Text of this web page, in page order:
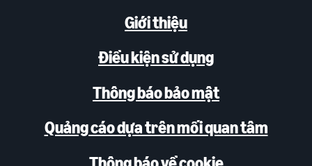
Giới thiệu
Điều kiện sử dụng
Thông báo bảo mật
Quảng cáo dựa trên mối quan tâm